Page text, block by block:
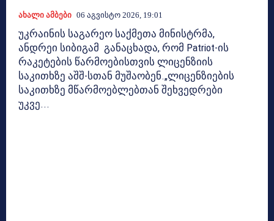
Ახალი Ამბები 06 Აგვისტო 2026, 19:01
უკრაინის საგარეო საქმეთა მინისტრმა,
ანდრეი სიბიგამ განაცხადა, რომ Patriot-ის
რაკეტების წარმოებისთვის ლიცენზიის
საკითხზე აშშ-სთან მუშაობენ.„ლიცენზიების
საკითხზე მწარმოებლებთან შეხვედრები
უკვე...